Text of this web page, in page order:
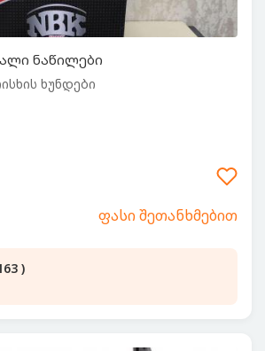
ნაწილები
ხუნდები
ფასი შეთანხმებით
)